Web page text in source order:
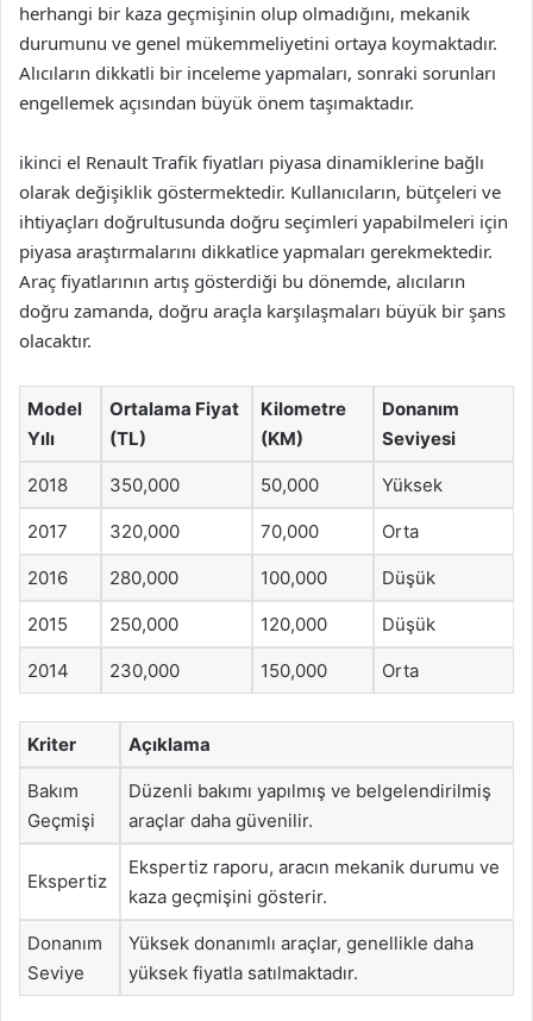
herhangi bir kaza geçmişinin olup olmadığını, mekanik
durumunu ve genel mükemmeliyetini ortaya koymaktadır.
Alıcıların dikkatli bir inceleme yapmaları, sonraki sorunları
engellemek açısından büyük önem taşımaktadır.
ikinci el Renault Trafik fiyatları piyasa dinamiklerine bağlı
olarak değişiklik göstermektedir. Kullanıcıların, bütçeleri ve
ihtiyaçları doğrultusunda doğru seçimleri yapabilmeleri için
piyasa araştırmalarını dikkatlice yapmaları gerekmektedir.
Araç fiyatlarının artış gösterdiği bu dönemde, alıcıların
doğru zamanda, doğru araçla karşılaşmaları büyük bir şans
olacaktır.
Model
Yılı
Ortalama Fiyat
(TL)
Kilometre
(KM)
Donanım
Seviyesi
2018 350,000 50,000 Yüksek
2017 320,000 70,000 Orta
2016 280,000 100,000 Düşük
2015 250,000 120,000 Düşük
2014 230,000 150,000 Orta
Kriter Açıklama
Bakım
Geçmişi
Düzenli bakımı yapılmış ve belgelendirilmiş
araçlar daha güvenilir.
Ekspertiz
Ekspertiz raporu, aracın mekanik durumu ve
kaza geçmişini gösterir.
Donanım
Seviye
Yüksek donanımlı araçlar, genellikle daha
yüksek fiyatla satılmaktadır.